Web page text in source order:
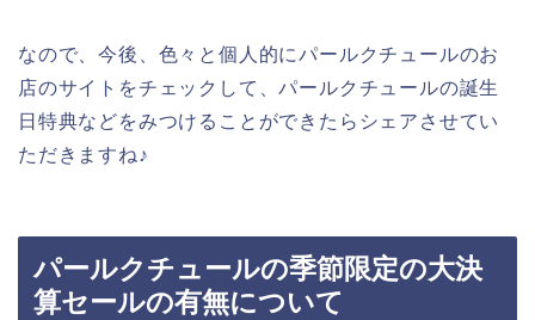
なので、今後、色々と個人的にパールクチュールのお
店のサイトをチェックして、パールクチュールの誕生
日特典などをみつけることができたらシェアさせてい
ただきますね♪
パールクチュールの季節限定の大決
算セールの有無について